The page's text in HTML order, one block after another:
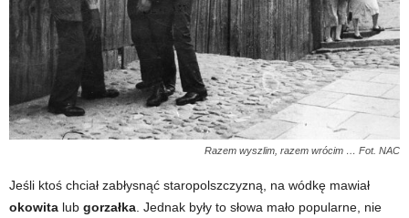
Razem wyszlim, razem wrócim … Fot. NAC
Jeśli ktoś chciał zabłysnąć staropolszczyzną, na wódkę mawiał
okowita lub gorzałka . Jednak były to słowa mało popularne, nie